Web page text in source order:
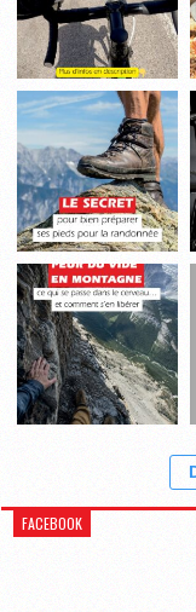
FACEBOOK